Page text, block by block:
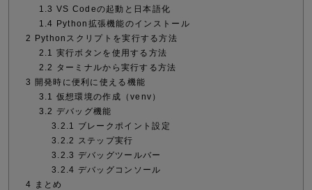
1.3 VS Codeの起動と日本語化
1.4 Python拡張機能のインストール
2 Pythonスクリプトを実行する方法
2.1
実行ボタンを使用する方法
2.2 ターミナルから実行する方法
3 開発時に便利に使える機能
3.1
仮想環境の作成（venv）
3.2 デバッグ機能
3.2.1
ブレークポイント設定
3.2.2
ステップ実行
3.2.3 デバッグツールバー
3.2.4 デバッグコンソール
4 まとめ